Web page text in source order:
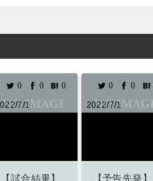
0 0
2022/7/1
【予告先発】
0 0
2022/7/1
【東京ヴェ